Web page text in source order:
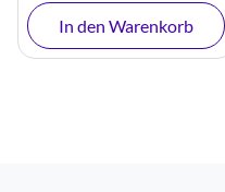
In den Warenkorb